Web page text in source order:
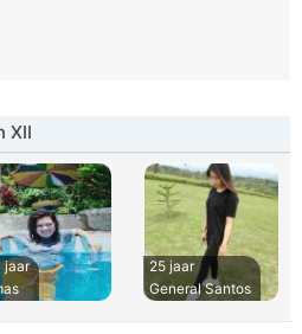
XII
jaar
25 jaar
General Santos